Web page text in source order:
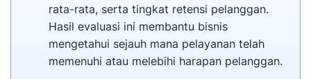
rata-rata, serta tingkat retensi pelanggan.
Hasil evaluasi ini membantu bisnis
mengetahui sejauh mana pelayanan telah
memenuhi atau melebihi harapan pelanggan.